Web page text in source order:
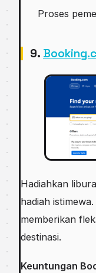
Proses
9.
Hadiahkan
hadiah
memberikan
destinasi.
Keuntungan